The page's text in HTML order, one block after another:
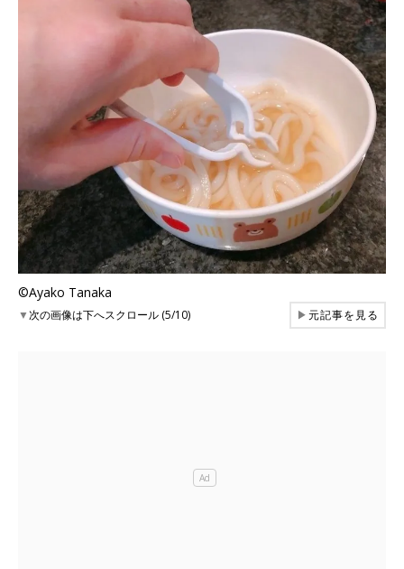
©Ayako Tanaka
▼次の画像は下へスクロール (5/10) ▶元記事を見る